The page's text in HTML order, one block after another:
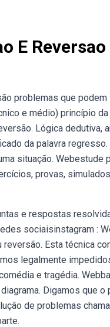
E Reversao
problemas que
e médio) princípio
Lógica dedutiva,
da palavra
situação.
provas,
e respostas
sociaisinstagram :
Esta técnica
legalmente
e tragédia.
Digamos que
de problemas